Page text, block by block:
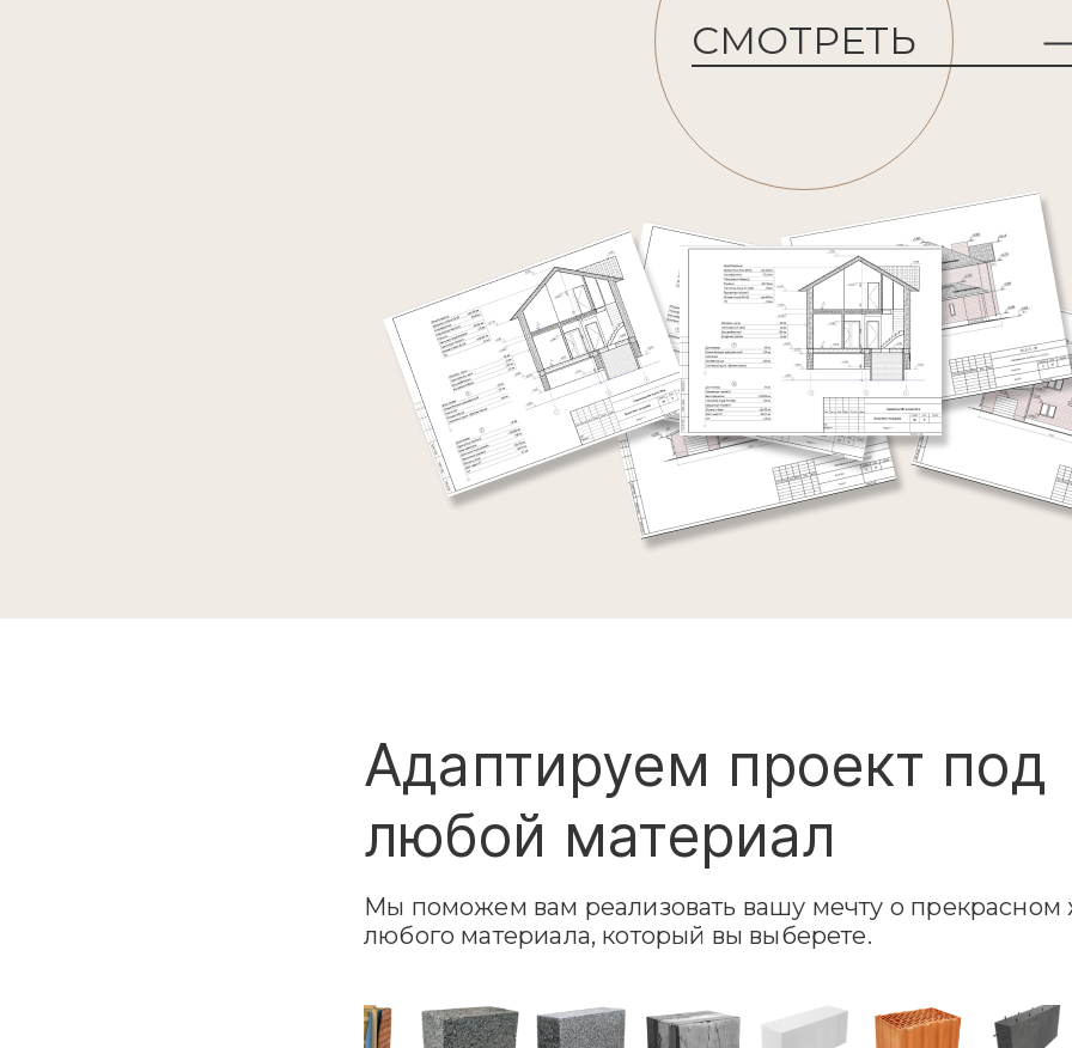
СМОТРЕТЬ
Адаптируем проект под
любой материал
Мы поможем вам реализовать вашу мечту о прекрасном
любого материала, который вы выберете.